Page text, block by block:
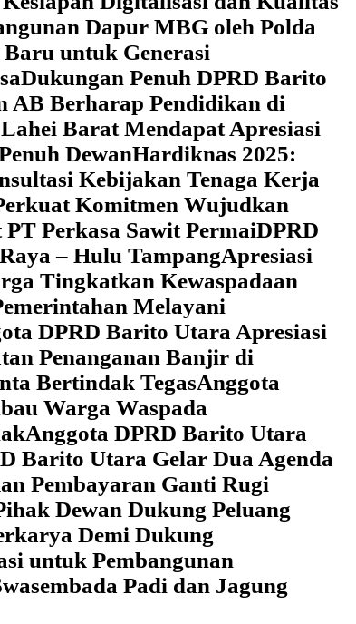
Dapur MBG oleh Polda
untuk Generasi
Dukungan Penuh DPRD Barito
AB Berharap Pendidikan di
Barat Mendapat Apresiasi
DewanHardiknas 2025:
Kebijakan Tenaga Kerja
Komitmen Wujudkan
Perkasa Sawit PermaiDPRD
– Hulu TampangApresiasi
Tingkatkan Kewaspadaan
Melayani
DPRD Barito Utara Apresiasi
Penanganan Banjir di
Bertindak TegasAnggota
Warga Waspada
Anggota DPRD Barito Utara
Barito Utara Gelar Dua Agenda
Pembayaran Ganti Rugi
Dewan Dukung Peluang
Demi Dukung
untuk Pembangunan
Padi dan Jagung